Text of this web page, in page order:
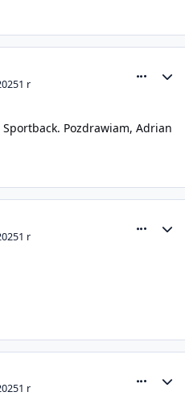
1 r
Sportback. Pozdrawiam, Adrian
1 r
1 r